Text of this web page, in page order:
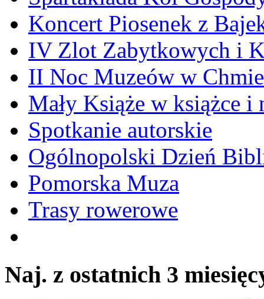
Koncert Piosenek z
IV Zlot Zabytkowych i
II Noc Muzeów w
Mały Książe w książce i
Spotkanie autorskie
Ogólnopolski Dzień
Pomorska Muza
Trasy rowerowe
Naj. z ostatnich 3